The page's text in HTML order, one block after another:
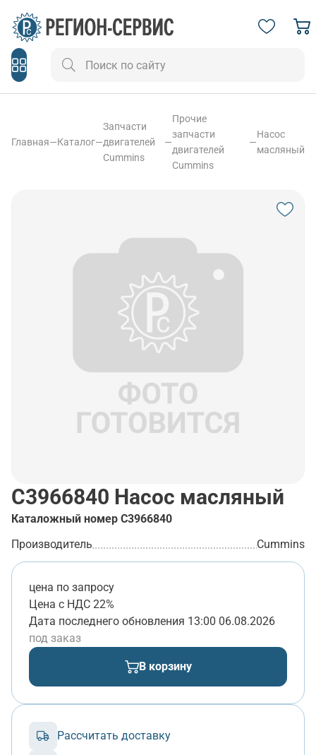
Главная—Каталог—
Запчасти
двигателей
Cummins
—
Прочие
запчасти
двигателей
Cummins
—
Насос
масляный
C3966840 Насос масляный
Каталожный номер C3966840
Производитель
Cummins
цена по запросу
Цена с НДС 22%
Дата последнего обновления 13:00 06.08.2026
под заказ
В корзину
Рассчитать доставку